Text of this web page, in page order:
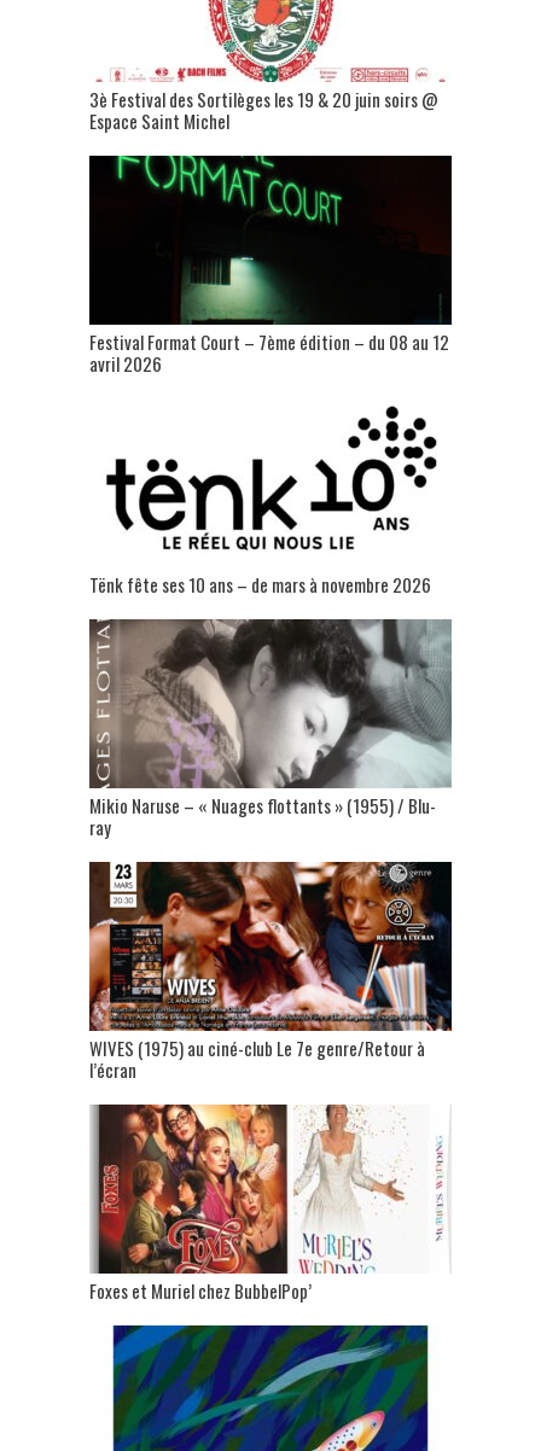
3è Festival des Sortilèges les 19 & 20 juin soirs @
Espace Saint Michel
Festival Format Court – 7ème édition – du 08 au 12
avril 2026
Tënk fête ses 10 ans – de mars à novembre 2026
Mikio Naruse – « Nuages flottants » (1955) / Blu-
ray
WIVES (1975) au ciné-club Le 7e genre/Retour à
l’écran
Foxes et Muriel chez BubbelPop’